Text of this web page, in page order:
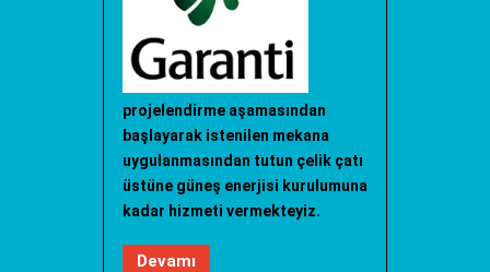
projelendirme aşamasından
başlayarak istenilen mekana
uygulanmasından tutun çelik çatı
üstüne güneş enerjisi kurulumuna
kadar hizmeti vermekteyiz.
Devamı